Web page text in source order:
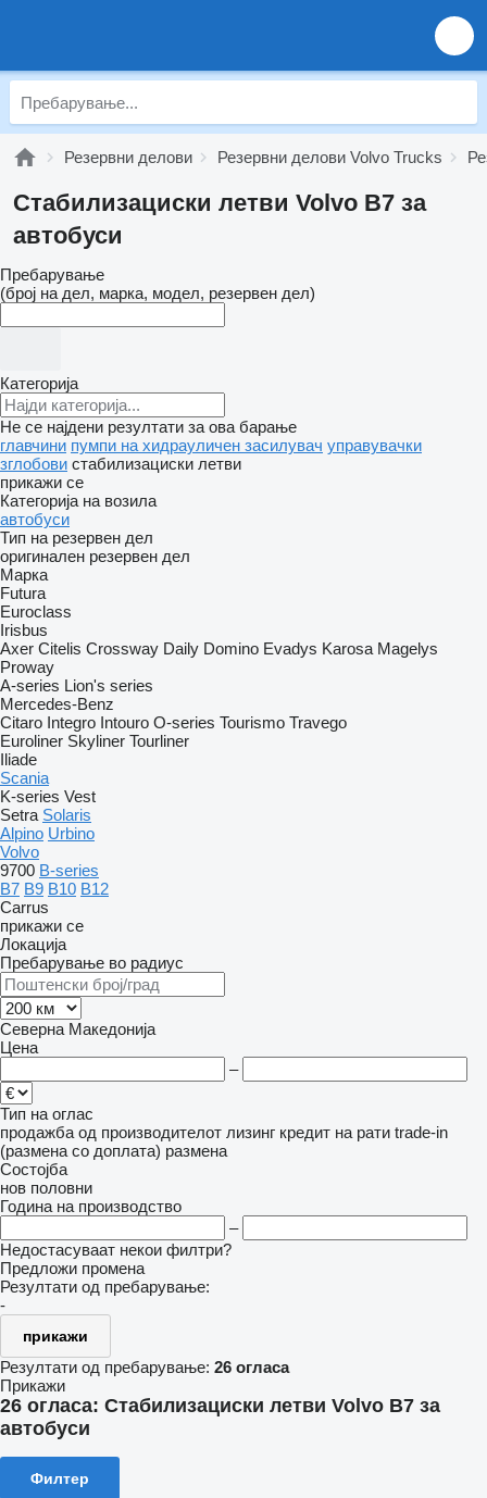
Резервни делови Резервни делови Volvo Trucks
Стабилизациски летви Volvo B7 за
автобуси
Пребарување
(број на дел, марка, модел, резервен дел)
Категорија
Не се најдени резултати за ова барање
главчини пумпи на хидрауличен засилувач управувачки
зглобови стабилизациски летви
прикажи се
Категорија на возила
автобуси
Тип на резервен дел
оригинален резервен дел
Марка
Futura
Euroclass
Irisbus
Axer Citelis Crossway Daily Domino Evadys Karosa Magelys
Proway
A-series Lion's series
Mercedes-Benz
Citaro Integro Intouro O-series Tourismo Travego
Euroliner Skyliner Tourliner
Iliade
Scania
K-series Vest
Setra Solaris
Alpino Urbino
Volvo
9700 B-series
B7 B9 B10 B12
Carrus
прикажи се
Локација
Пребарување во радиус
Северна Македонија
Цена
–
Тип на оглас
продажба од производителот лизинг кредит на рати trade-in
(размена со доплата) размена
Состојба
нов половни
Година на производство
–
Недостасуваат некои филтри?
Предложи промена
Резултати од пребарување:
-
прикажи
Резултати од пребарување: 26 огласа
Прикажи
26 огласа: Стабилизациски летви Volvo B7 за
автобуси
Филтер